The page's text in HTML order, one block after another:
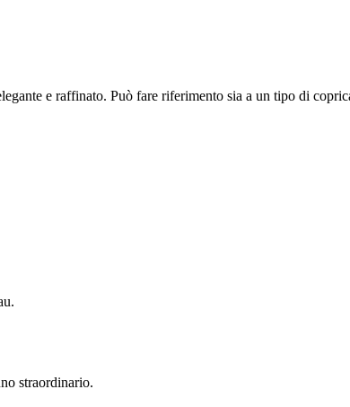
e raffinato. Può fare riferimento sia a un tipo di
straordinario.